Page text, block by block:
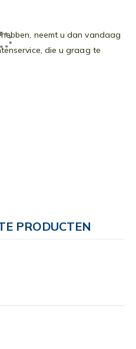
neemt u dan vandaag
die u graag te
PRODUCTEN